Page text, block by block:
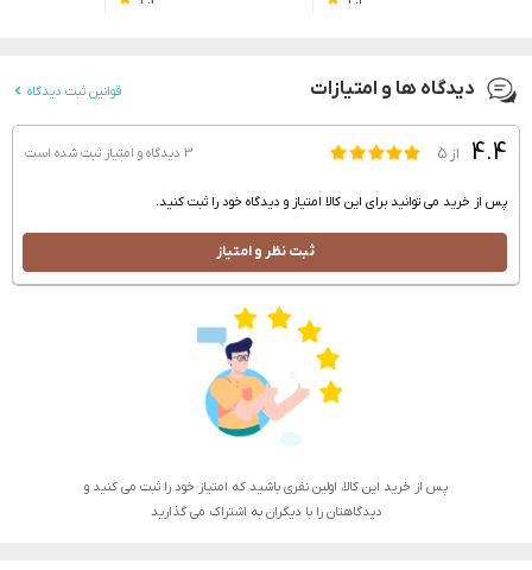
دیدگاه ها و امتیازات قوانین ثبت دیدگاه
4.4 از ۵ 3 دیدگاه و امتیاز ثبت شده است
پس از خرید می توانید برای این کالا امتیاز و دیدگاه خود را ثبت کنید.
ثبت نظر و امتیاز
پس از خرید این کالا، اولین نفری باشید که امتیاز خود را ثبت می کنید و
دیدگاهتان را با دیگران به اشتراک می گذارید